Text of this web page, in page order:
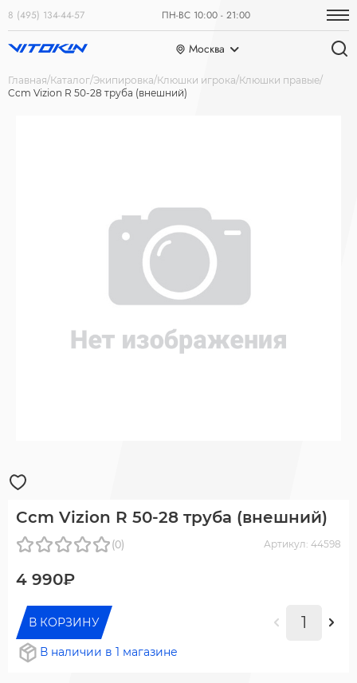
8 (495) 134-44-57 ПН-ВС 10:00 - 21:00
Москва
Главная Каталог Экипировка Клюшки игрока Клюшки правые
Ccm Vizion R 50-28 труба (внешний)
Ccm Vizion R 50-28 труба (внешний)
(0) Артикул: 44598
4 990₽
В КОРЗИНУ
В наличии в 1 магазине